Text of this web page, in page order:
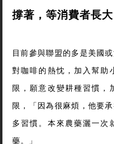
撐著，等消費者長大
目前參與聯盟的多是美國
對咖啡的熱忱，加入幫助
限，願意改變耕種習慣，
限，「因為很麻煩，他要
多習慣。本來農藥灑一次
藥。」